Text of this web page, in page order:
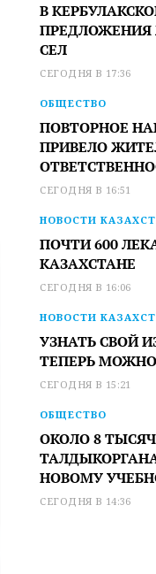
В
СЕЛ
СЕГОДНЯ В 17:36
ОБЩЕСТВО
ПОВТОРНОЕ
ПРИВЕЛО
СЕГОДНЯ В 16:51
НОВОСТИ
ПОЧТИ 600
КАЗАХСТАНЕ
СЕГОДНЯ В 16:06
НОВОСТИ
УЗНАТЬ СВОЙ
ТЕПЕРЬ
СЕГОДНЯ В 15:21
ОБЩЕСТВО
ОКОЛО 8
НОВОМУ
СЕГОДНЯ В 14:36